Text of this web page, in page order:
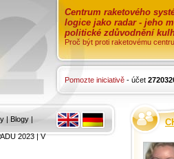
Centrum raketového
logice jako radar - jeho
politické zdůvodnění
Proč být proti raketovému
Pomozte iniciativě - účet
| Blogy |
2023|V